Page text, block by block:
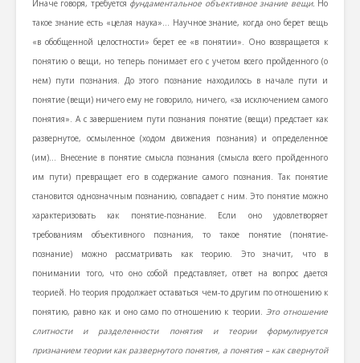
Иначе говоря, требуется фундаментальное объективное знание вещи. Но
такое знание есть «целая наука»… Научное знание, когда оно берет вещь
«в обобщенной целостности» берет ее «в понятии». Оно возвращается к
понятию о вещи, но теперь понимает его с учетом всего пройденного (о
нем) пути познания. До этого познание находилось в начале пути и
понятие (вещи) ничего ему не говорило, ничего, «за исключением самого
понятия». А с завершением пути познания понятие (вещи) предстает как
развернутое, осмыленное (ходом движения познания) и определенное
(им)… Внесение в понятие смысла познания (смысла всего пройденного
им пути) превращает его в содержание самого познания. Так понятие
становится однозначным познанию, совпадает с ним. Это понятие можно
характеризовать как понятие-познание. Если оно удовлетворяет
требованиям объективного познания, то такое понятие (понятие-
познание) можно рассматривать как теорию. Это значит, что в
понимании того, что оно собой представляет, ответ на вопрос дается
теорией. Но теория продолжает оставаться чем-то другим по отношению к
понятию, равно как и оно само по отношению к теории. Это отношение
слитности и разделенности понятия и теории формулируется
признанием теории как развернутого понятия, а понятия – как свернутой